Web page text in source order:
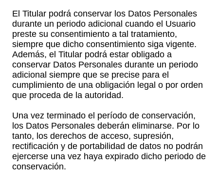
El Titular podrá conservar los Datos Personales
durante un periodo adicional cuando el Usuario
preste su consentimiento a tal tratamiento,
siempre que dicho consentimiento siga vigente.
Además, el Titular podrá estar obligado a
conservar Datos Personales durante un periodo
adicional siempre que se precise para el
cumplimiento de una obligación legal o por orden
que proceda de la autoridad.
Una vez terminado el período de conservación,
los Datos Personales deberán eliminarse. Por lo
tanto, los derechos de acceso, supresión,
rectificación y de portabilidad de datos no podrán
ejercerse una vez haya expirado dicho periodo de
conservación.